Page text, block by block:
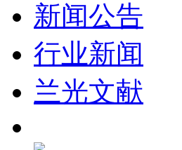
新闻公告
行业新闻
兰光文献